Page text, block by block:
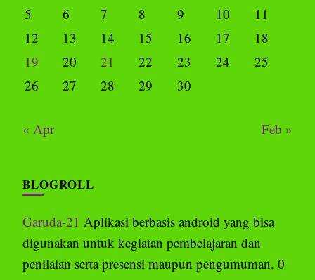
5
6 7 8 9 10
11
12
13 14 15 16 17
18
19
20 21 22 23 24
25
26
27 28 29 30
« Apr Feb »
BLOGROLL
Garuda-21 Aplikasi berbasis android yang bisa
digunakan untuk kegiatan pembelajaran dan
penilaian serta presensi maupun pengumuman. 0